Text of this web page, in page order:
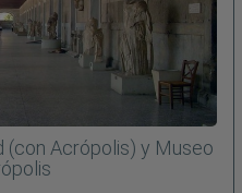
(con Acrópolis) y Museo